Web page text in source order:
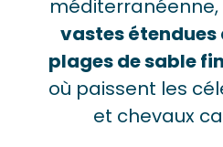
vastes étendues
plages de sable fin
où paissent les
et chevaux